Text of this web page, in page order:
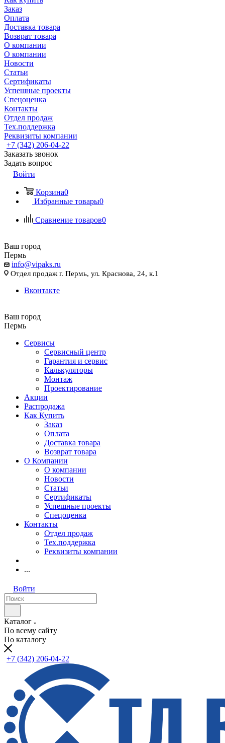
Заказ
Оплата
Доставка товара
Возврат товара
О компании
О компании
Новости
Статьи
Сертификаты
Успешные проекты
Спецоценка
Контакты
Отдел продаж
Тех.поддержка
Реквизиты компании
+7 (342) 206-04-22
Заказать звонок
Задать вопрос
Войти
Корзина0
Избранные товары0
Сравнение товаров0
Ваш город
Пермь
info@vipaks.ru
Отдел продаж г. Пермь, ул. Краснова, 24, к.1
Вконтакте
Ваш город
Пермь
Сервисы
Сервисный центр
Гарантия и сервис
Калькуляторы
Монтаж
Проектирование
Акции
Распродажа
Как Купить
Заказ
Оплата
Доставка товара
Возврат товара
О Компании
О компании
Новости
Статьи
Сертификаты
Успешные проекты
Спецоценка
Контакты
Отдел продаж
Тех.поддержка
Реквизиты компании
...
Войти
Каталог
По всему сайту
По каталогу
+7 (342) 206-04-22